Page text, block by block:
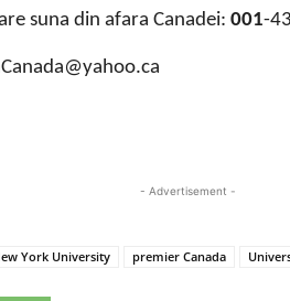
din afara Canadei: 001-
- Advertisement -
York University premier Canada